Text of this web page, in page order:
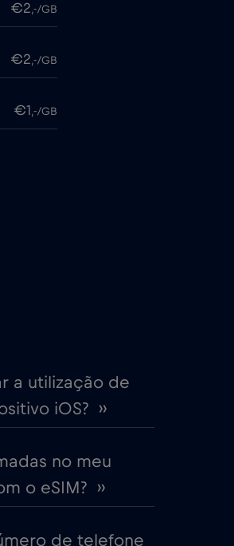
€2,-/GB
€2,-/GB
€1 ,-/GB
€5 ,-/GB
€5,-/GB
a utilização de
iOS? ››
no meu
o eSIM? ››
de telefone